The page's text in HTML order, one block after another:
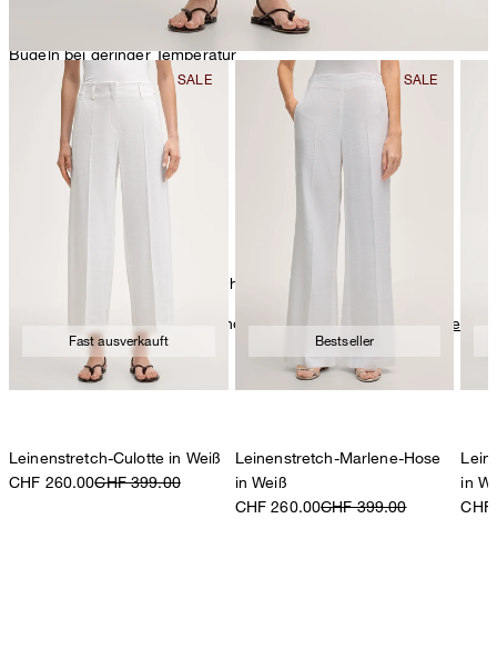
Bügeln bei geringer Temperatur
chemische Reinigung mit Perchlorethylen, schonend
Weitere Pflegeinformationen finden Sie unter: Unsere Qualitäten:
Fast ausverkauft
Leinenstretch-Culotte in Weiß
CHF 260.00CHF 399.00
Bestseller
Leinenstretch-Marlene-Hose
in Weiß
CHF 260.00CHF 399.00
in